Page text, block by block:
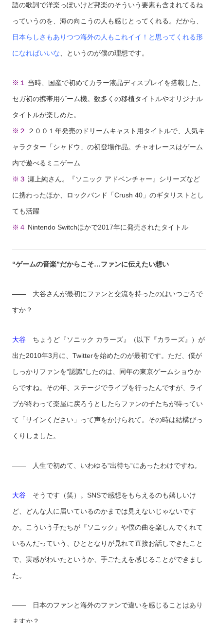
語の歌詞で洋楽っぽいけど邦楽のそういう要素も含まれてるね
っていうのを、海の向こうの人も感じとってくれる。だから、
日本らしさもありつつ海外の人もこれイイ！と思ってくれる形
になればいいな 、というのが僕の理想です。
※１ 当時、国産で初めてカラー液晶ディスプレイを搭載した、
セガ初の携帯用ゲーム機。数多くの移植タイトルやオリジナル
タイトルが楽しめた。
※２ ２００１年発売のドリームキャスト用タイトルで、人気キ
ャラクター「シャドウ」の初登場作品。チャオレースはゲーム
内で遊べるミニゲーム
※３ 瀬上純さん。『ソニック アドベンチャー』シリーズなど
に携わったほか、ロックバンド「Crush 40」のギタリストとし
ても活躍
※４ Nintendo Switchほかで2017年に発売されたタイトル
“ゲームの音楽”だからこそ…ファンに伝えたい想い
—— 大谷さんが最初にファンと交流を持ったのはいつごろで
すか？
大谷ちょうど『ソニック カラーズ』（以下『カラーズ』）が
出た2010年3月に、Twitterを始めたのが最初です。ただ、僕が
しっかりファンを“認識”したのは、同年の東京ゲームショウか
らですね。その年、ステージでライブを行ったんですが、ライ
ブが終わって楽屋に戻ろうとしたらファンの子たちが待ってい
て「サインください」って声をかけられて。その時は結構びっ
くりしました。
—— 人生で初めて、いわゆる“出待ち“にあったわけですね。
大谷そうです（笑）。SNSで感想をもらえるのも嬉しいけ
ど、どんな人に届いているのかまでは見えないじゃないです
か。こういう子たちが『ソニック』や僕の曲を楽しんでくれて
いるんだっていう、ひととなりが見れて直接お話しできたこと
で、実感がわいたというか、手ごたえを感じることができまし
た。
—— 日本のファンと海外のファンで違いを感じることはあり
ますか？